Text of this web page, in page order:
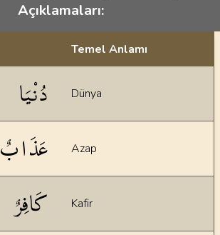
Açıklamaları:
Temel Anlamı
دُنْيَا Dünya
عَذَابٌ Azap
كَافِرٌ Kafir